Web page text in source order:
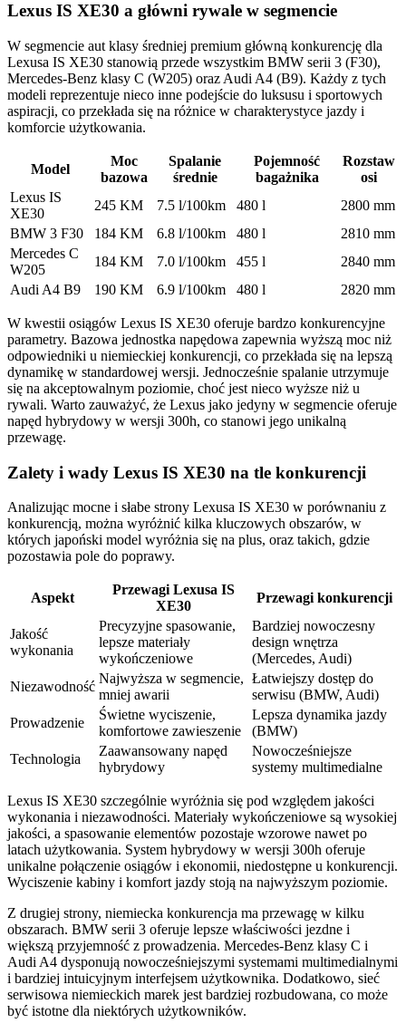
Lexus IS XE30 a główni rywale w segmencie
W segmencie aut klasy średniej premium główną konkurencję dla
Lexusa IS XE30 stanowią przede wszystkim BMW serii 3 (F30),
Mercedes-Benz klasy C (W205) oraz Audi A4 (B9). Każdy z tych
modeli reprezentuje nieco inne podejście do luksusu i sportowych
aspiracji, co przekłada się na różnice w charakterystyce jazdy i
komforcie użytkowania.
Model
Moc
bazowa
Spalanie
średnie
Pojemność
bagażnika
Rozstaw
osi
Lexus IS
XE30
245 KM 7.5 l/100km 480 l
2800 mm
BMW 3 F30
184 KM 6.8 l/100km 480 l
2810 mm
Mercedes C
W205
184 KM 7.0 l/100km 455 l
2840 mm
Audi A4 B9
190 KM 6.9 l/100km 480 l 2820 mm
W kwestii osiągów Lexus IS XE30 oferuje bardzo konkurencyjne
parametry. Bazowa jednostka napędowa zapewnia wyższą moc niż
odpowiedniki u niemieckiej konkurencji, co przekłada się na lepszą
dynamikę w standardowej wersji. Jednocześnie spalanie utrzymuje
się na akceptowalnym poziomie, choć jest nieco wyższe niż u
rywali. Warto zauważyć, że Lexus jako jedyny w segmencie oferuje
napęd hybrydowy w wersji 300h, co stanowi jego unikalną
przewagę.
Zalety i wady Lexus IS XE30 na tle konkurencji
Analizując mocne i słabe strony Lexusa IS XE30 w porównaniu z
konkurencją, można wyróżnić kilka kluczowych obszarów, w
których japoński model wyróżnia się na plus, oraz takich, gdzie
pozostawia pole do poprawy.
Aspekt
Przewagi Lexusa IS
XE30
Przewagi konkurencji
Jakość
wykonania
Precyzyjne spasowanie,
lepsze materiały
wykończeniowe
Bardziej nowoczesny
design wnętrza
(Mercedes, Audi)
Niezawodność
Najwyższa w segmencie,
mniej awarii
Łatwiejszy dostęp do
serwisu (BMW, Audi)
Prowadzenie
Świetne wyciszenie,
komfortowe zawieszenie
Lepsza dynamika jazdy
(BMW)
Technologia
Zaawansowany napęd
hybrydowy
Nowocześniejsze
systemy multimedialne
Lexus IS XE30 szczególnie wyróżnia się pod względem jakości
wykonania i niezawodności. Materiały wykończeniowe są wysokiej
jakości, a spasowanie elementów pozostaje wzorowe nawet po
latach użytkowania. System hybrydowy w wersji 300h oferuje
unikalne połączenie osiągów i ekonomii, niedostępne u konkurencji.
Wyciszenie kabiny i komfort jazdy stoją na najwyższym poziomie.
Z drugiej strony, niemiecka konkurencja ma przewagę w kilku
obszarach. BMW serii 3 oferuje lepsze właściwości jezdne i
większą przyjemność z prowadzenia. Mercedes-Benz klasy C i
Audi A4 dysponują nowocześniejszymi systemami multimedialnymi
i bardziej intuicyjnym interfejsem użytkownika. Dodatkowo, sieć
serwisowa niemieckich marek jest bardziej rozbudowana, co może
być istotne dla niektórych użytkowników.